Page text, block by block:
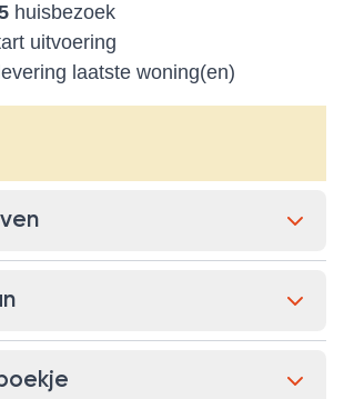
huisbezoek
uitvoering
laatste woning(en)